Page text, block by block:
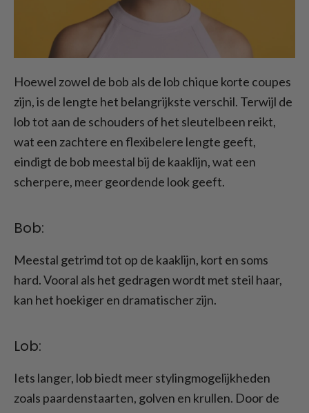
Hoewel zowel de bob als de lob chique korte coupes
zijn, is de lengte het belangrijkste verschil. Terwijl de
lob tot aan de schouders of het sleutelbeen reikt,
wat een zachtere en flexibelere lengte geeft,
eindigt de bob meestal bij de kaaklijn, wat een
scherpere, meer geordende look geeft.
Bob:
Meestal getrimd tot op de kaaklijn, kort en soms
hard. Vooral als het gedragen wordt met steil haar,
kan het hoekiger en dramatischer zijn.
Lob:
Iets langer, lob biedt meer stylingmogelijkheden
zoals paardenstaarten, golven en krullen. Door de